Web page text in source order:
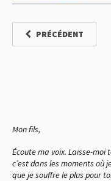
PRÉCÉDENT
Mon fils,
Écoute ma voix. Laisse-moi
c’est dans les moments où
que je souffre le plus pour